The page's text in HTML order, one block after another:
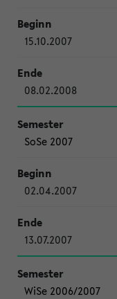
15.10.2007
08.02.2008
SoSe 2007
02.04.2007
13.07.2007
WiSe 2006/2007